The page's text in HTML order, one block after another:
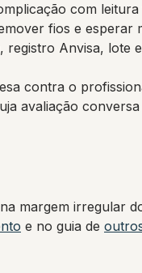
com leitura
fios e esperar
Anvisa, lote
contra o
avaliação
margem irregular
e no guia de